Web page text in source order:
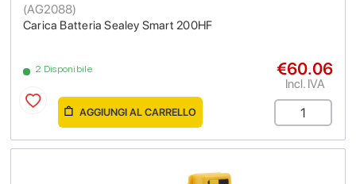
Carica Batteria Sealey Smart 200HF
(AG2088)
2 Disponibile €60.06
Incl. IVA
AGGIUNGI AL CARRELLO